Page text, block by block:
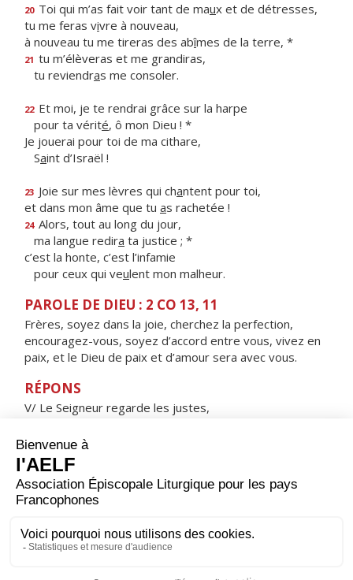
20 Toi qui m’as fait voir tant de maux et de détresses,
tu me feras vivre à nouveau,
à nouveau tu me tireras des abîmes de la terre, *
21 tu m’élèveras et me grandiras,
tu reviendras me consoler.
22 Et moi, je te rendrai grâce sur la harpe
pour ta vérité, ô mon Dieu ! *
Je jouerai pour toi de ma cithare,
Saint d’Israël !
23 Joie sur mes lèvres qui chantent pour toi,
et dans mon âme que tu as rachetée !
24 Alors, tout au long du jour,
ma langue redira ta justice ; *
c’est la honte, c’est l’infamie
pour ceux qui veulent mon malheur.
PAROLE DE DIEU : 2 CO 13, 11
Frères, soyez dans la joie, cherchez la perfection,
encouragez-vous, soyez d’accord entre vous, vivez en
paix, et le Dieu de paix et d’amour sera avec vous.
RÉPONS
V/ Le Seigneur regarde les justes,
ORAISON
Père très bon, toi qui as confié la terre aux hommes
pour qu'ils la gardent et la travaillent, pour qu'ils
puissent progresser en s'entraidant, donne-nous de
esprit fraternel envers tous. Par Jésus, le Christ, notre